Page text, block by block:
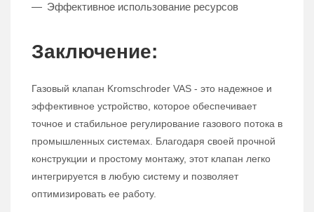
Эффективное использование ресурсов
Заключение:
Газовый клапан Kromschroder VAS - это надежное и
эффективное устройство, которое обеспечивает
точное и стабильное регулирование газового потока в
промышленных системах. Благодаря своей прочной
конструкции и простому монтажу, этот клапан легко
интегрируется в любую систему и позволяет
оптимизировать ее работу.